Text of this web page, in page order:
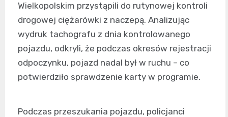
Wielkopolskim przystąpili do rutynowej kontroli
drogowej ciężarówki z naczepą. Analizując
wydruk tachografu z dnia kontrolowanego
pojazdu, odkryli, że podczas okresów rejestracji
odpoczynku, pojazd nadal był w ruchu – co
potwierdziło sprawdzenie karty w programie.
Podczas przeszukania pojazdu, policjanci